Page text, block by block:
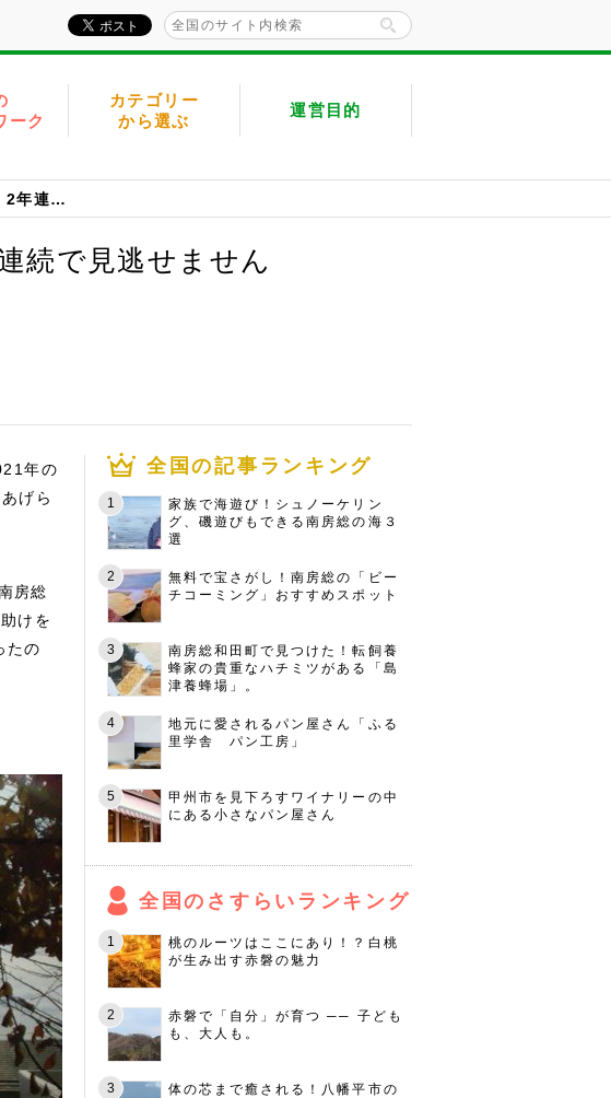
ーク
カテゴリー
から選ぶ
運営目的
南房総ゆかりの人物が大河ドラマに登場！ 2年連続で見逃せません
続で見逃せません
年の
げら
房総
けを
たの
全国の記事ランキング
家族で海遊び！シュノーケリン
グ、磯遊びもできる南房総の海３
選
無料で宝さがし！南房総の「ビー
チコーミング」おすすめスポット
南房総和田町で見つけた！転飼養
蜂家の貴重なハチミツがある「島
津養蜂場」。
地元に愛されるパン屋さん「ふる
里学舎 パン工房」
甲州市を見下ろすワイナリーの中
にある小さなパン屋さん
全国のさすらいランキング
桃のルーツはここにあり！？白桃
が生み出す赤磐の魅力
赤磐で「自分」が育つ ── 子ども
も、大人も。
体の芯まで癒される！八幡平市の